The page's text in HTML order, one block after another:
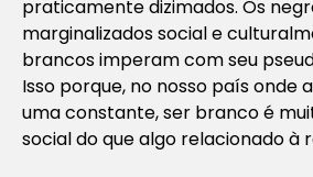
praticamente dizimados. Os
marginalizados social e
brancos imperam com seu
Isso porque, no nosso país onde
uma constante, ser branco é
social do que algo relacionado à